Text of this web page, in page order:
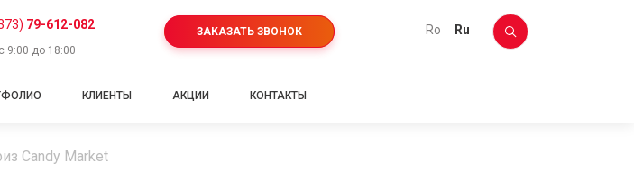
79-612-082
9:00 до 18:00
ЗАКАЗАТЬ ЗВОНОК ro ru
КЛИЕНТЫ АКЦИИ КОНТАКТЫ
Candy Market